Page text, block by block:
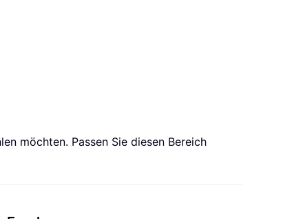
möchten. Passen Sie diesen Bereich